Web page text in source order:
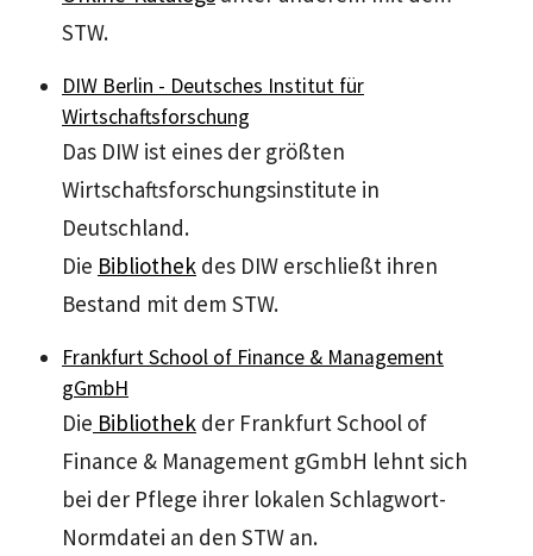
STW.
DIW Berlin - Deutsches Institut für
Wirtschaftsforschung
Das DIW ist eines der größten
Wirtschaftsforschungsinstitute in
Deutschland.
Die Bibliothek des DIW erschließt ihren
Bestand mit dem STW.
Frankfurt School of Finance & Management
gGmbH
Die Bibliothek der Frankfurt School of
Finance & Management gGmbH lehnt sich
bei der Pflege ihrer lokalen Schlagwort-
Normdatei an den STW an.